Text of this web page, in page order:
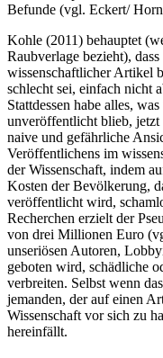
Befunde (vgl. Eckert/
Kohle (2011) behauptet
Raubverlage bezieht),
wissenschaftlicher Artikel
schlecht sei, einfach nicht
Stattdessen habe alles,
unveröffentlicht blieb, jetzt
naive und gefährliche
Veröffentlichens im
der Wissenschaft, indem
Kosten der Bevölkerung,
veröffentlicht wird,
Recherchen erzielt der
von drei Millionen Euro
unseriösen Autoren,
geboten wird, schädliche
verbreiten. Selbst wenn
jemanden, der auf einen
Wissen­schaft vor sich zu
hereinfällt.